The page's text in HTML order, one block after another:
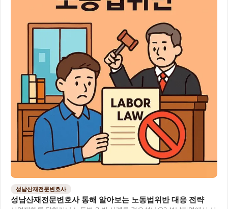
성남산재전문변호사
성남산재전문변호사 통해 알아보는 노동법위반 대응 전략